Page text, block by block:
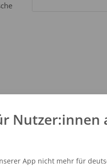
Nutzer:innen
App nicht mehr für